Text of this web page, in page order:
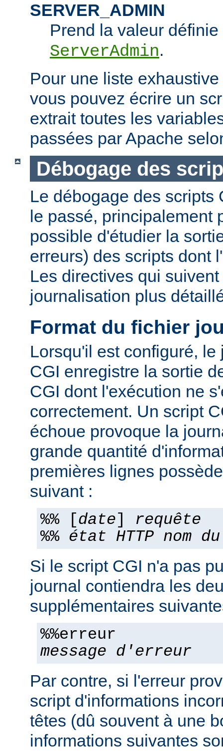
SERVER_ADMIN
Prend la valeur
ServerAdmin.
Pour une liste
vous pouvez écrire un
extrait toutes les
passées par Apache
Débogage des
Le débogage des scripts
le passé, principalement
possible d'étudier la
erreurs) des scripts dont
Les directives qui
journalisation plus
Format du fichier
Lorsqu'il est configuré,
CGI enregistre la sortie
CGI dont l'exécution ne
correctement. Un script
échoue provoque la
grande quantité
premières lignes
suivant :
%% [date] requête
%% état HTTP nom
Si le script CGI n'a pas
journal contiendra les
supplémentaires
%%erreur
message d'erreur
Par contre, si l'erreur
script d'informations
têtes (dû souvent à une
informations suivantes